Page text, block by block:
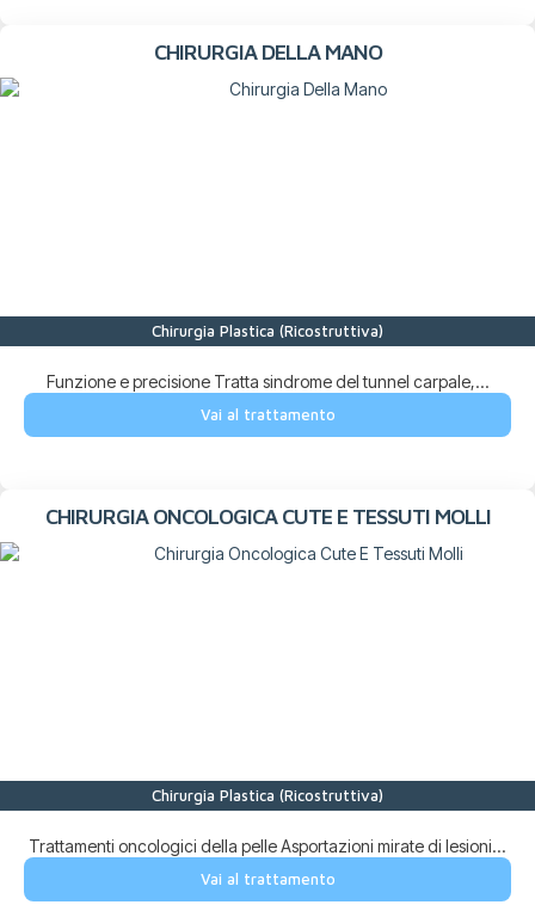
CHIRURGIA DELLA MANO
Chirurgia Plastica (Ricostruttiva)
Funzione e precisione Tratta sindrome del tunnel carpale,...
Vai al trattamento
CHIRURGIA ONCOLOGICA CUTE E TESSUTI MOLLI
Chirurgia Plastica (Ricostruttiva)
Trattamenti oncologici della pelle Asportazioni mirate di lesioni...
Vai al trattamento